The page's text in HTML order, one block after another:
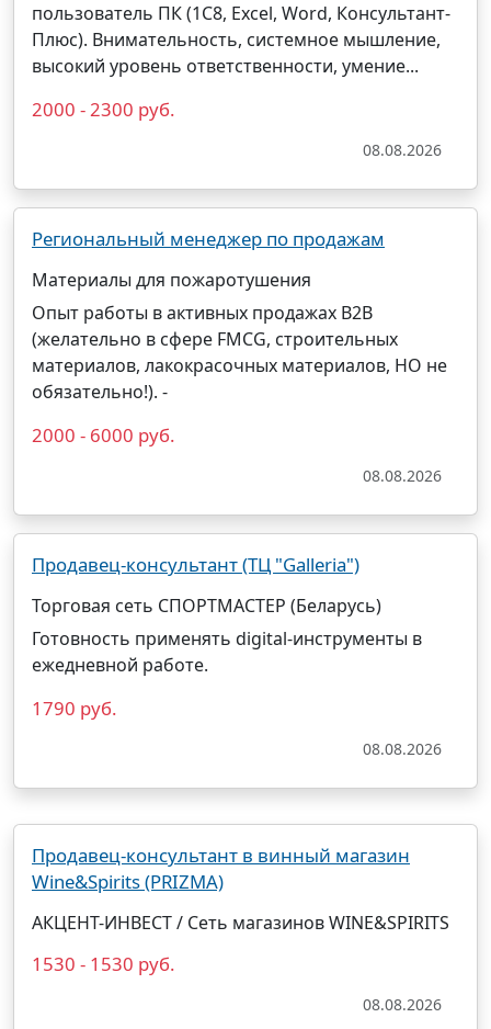
пользователь ПК (1С8, Excel, Word, Консультант-
Плюс). Внимательность, системное мышление,
высокий уровень ответственности, умение...
2000 - 2300 руб.
08.08.2026
Региональный менеджер по продажам
Материалы для пожаротушения
Опыт работы в активных продажах B2B
(желательно в сфере FMCG, строительных
материалов, лакокрасочных материалов, НО не
обязательно!). -
2000 - 6000 руб.
08.08.2026
Продавец-консультант (ТЦ "Galleria")
Торговая сеть СПОРТМАСТЕР (Беларусь)
Готовность применять digital-инструменты в
ежедневной работе.
1790 руб.
08.08.2026
Продавец-консультант в винный магазин
Wine&Spirits (PRIZMA)
АКЦЕНТ-ИНВЕСТ / Сеть магазинов WINE&SPIRITS
1530 - 1530 руб.
08.08.2026